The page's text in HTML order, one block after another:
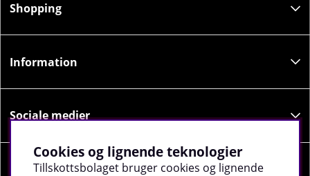
Shopping
Information
Sociale medier
Virksomhedsoplysninger
Cookies og lignende teknologier
Tillskottsbolaget bruger cookies og lignende